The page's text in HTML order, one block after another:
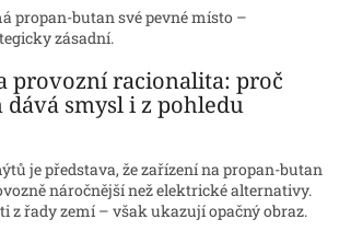
propan-butan své pevné místo –
zásadní.
provozní racionalita: proč
smysl i z pohledu
je představa, že zařízení na propan-butan
náročnější než elektrické alternativy.
z řady zemí – však ukazují opačný obraz.